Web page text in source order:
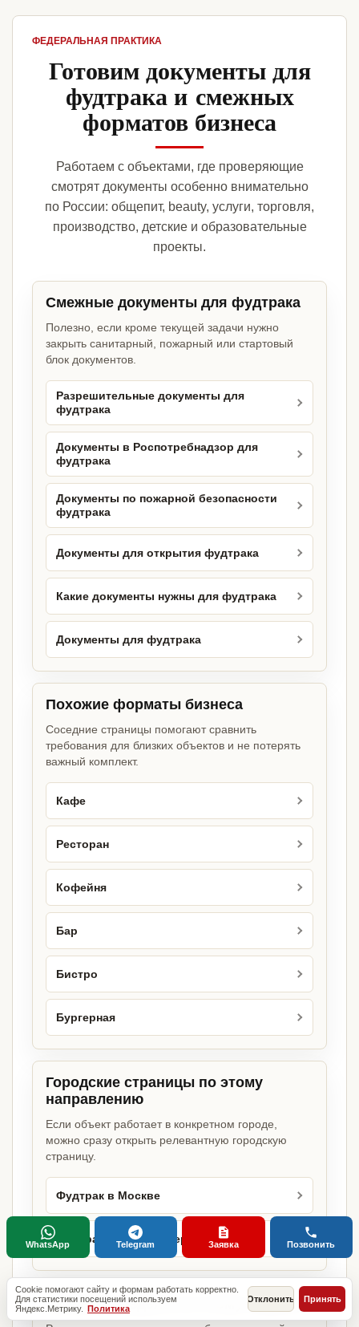
ФЕДЕРАЛЬНАЯ ПРАКТИКА
Готовим документы для
фудтрака и смежных
форматов бизнеса
Работаем с объектами, где проверяющие
смотрят документы особенно внимательно
по России: общепит, beauty, услуги, торговля,
производство, детские и образовательные
проекты.
Смежные документы для фудтрака
Полезно, если кроме текущей задачи нужно
закрыть санитарный, пожарный или стартовый
блок документов.
Разрешительные документы для
фудтрака
Документы в Роспотребнадзор для
фудтрака
Документы по пожарной безопасности
фудтрака
Документы для открытия фудтрака
Какие документы нужны для фудтрака
Документы для фудтрака
Похожие форматы бизнеса
Соседние страницы помогают сравнить
требования для близких объектов и не потерять
важный комплект.
Кафе
Ресторан
Кофейня
Бар
Бистро
Бургерная
Городские страницы по этому
направлению
Если объект работает в конкретном городе,
можно сразу открыть релевантную городскую
страницу.
Фудтрак в Москве
Фудтрак в Санкт-Петербурге
Базовые разделы по этому запросу
Cookie помогают сайту и формам работать корректно.
Для статистики посещений используем
Яндекс.Метрику. Политика
Отклонить Принять
WhatsApp Telegram Заявка Позвонить